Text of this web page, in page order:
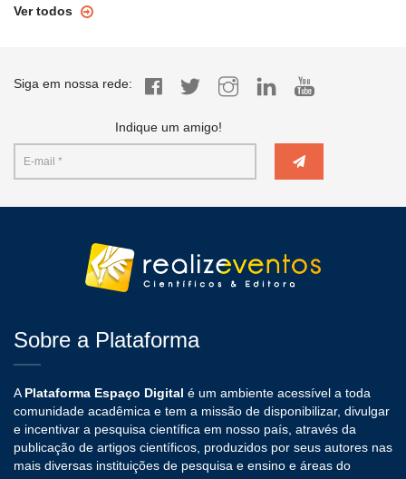
Ver todos
Siga em nossa rede:
Indique um amigo!
Sobre a Plataforma
A Plataforma Espaço Digital é um ambiente acessível a toda
comunidade acadêmica e tem a missão de disponibilizar, divulgar
e incentivar a pesquisa científica em nosso país, através da
publicação de artigos científicos, produzidos por seus autores nas
mais diversas instituições de pesquisa e ensino e áreas do